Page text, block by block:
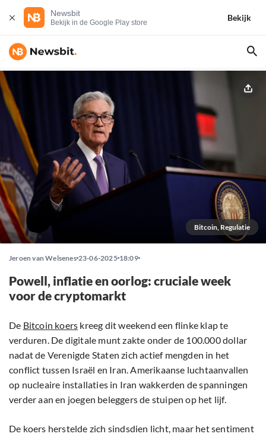
Newsbit
Bekijk in de Google Play store
Bekijk
Bitcoin, Regulatie
Jeroen van Welsenes 23-06-2025 18:09
Powell, inflatie en oorlog: cruciale week
voor de cryptomarkt
De Bitcoin koers kreeg dit weekend een flinke klap te
verduren. De digitale munt zakte onder de 100.000 dollar
nadat de Verenigde Staten zich actief mengden in het
conflict tussen Israël en Iran. Amerikaanse luchtaanvallen
op nucleaire installaties in Iran wakkerden de spanningen
verder aan en joegen beleggers de stuipen op het lijf.
De koers herstelde zich sindsdien licht, maar het sentiment